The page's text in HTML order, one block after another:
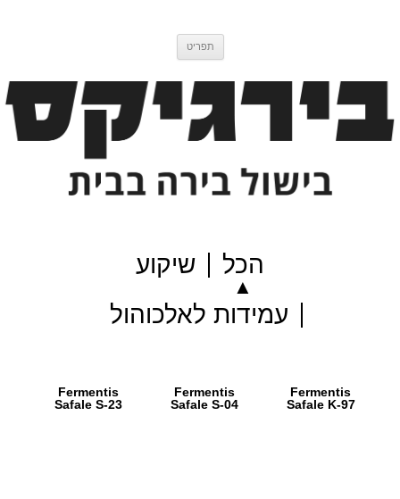
תפריט
הכל
שיקוע
עמידות לאלכוהול
Fermentis
Safale K-97
Fermentis
Safale S-04
Fermentis
Safale S-23